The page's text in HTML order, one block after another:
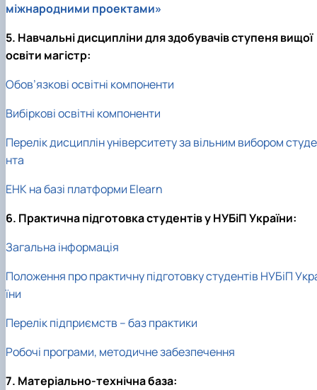
міжнародними проектами»
5. Навчальні дисципліни для здобувачів ступеня вищої
освіти магістр:
Обов’язкові освітні компоненти
Вибіркові освітні компоненти
Перелік дисциплін університету за вільним вибором студе
нта
ЕНК на базі платформи Elearn
6. Практична підготовка студентів у НУБіП України:
Загальна інформація
Положення про практичну підготовку студентів НУБіП
їни
Перелік підприємств – баз практики
Робочі програми, методичне забезпечення
7. Матеріально-технічна база: